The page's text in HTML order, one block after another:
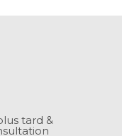
tard &